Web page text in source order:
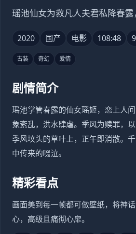
瑶池仙女为救凡人夫君私降春
2020 国产 电影 108:48
古装 奇幻 爱情
剧情简介
瑶池掌管春露的仙女瑶姬，恋上人
象紊乱，洪水肆虐。季风为赎罪，
季风坟头的草叶上，正午即消散。
中传来的啜泣。
精彩看点
画面美到每一帧都可做壁纸，将神
心，高级且痛彻心扉。